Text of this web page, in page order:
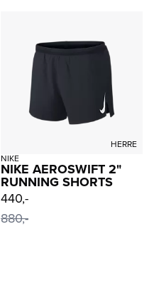
HERRE
NIKE
NIKE AEROSWIFT 2"
RUNNING SHORTS
440,-
880,-